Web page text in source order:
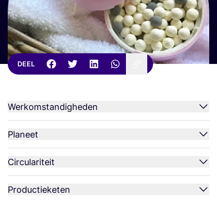
DEEL
Werkomstandigheden
Planeet
Circulariteit
Productieketen